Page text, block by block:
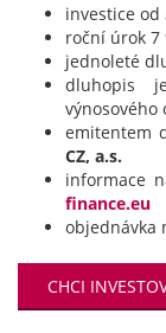
investice od
roční úrok 7
jednoleté
dluhopis
výnosového
emitentem
CZ, a.s.
informace
finance.eu
objednávka
CHCI